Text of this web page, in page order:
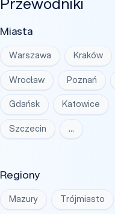
Miasta
Warszawa Kraków
Wrocław Poznań
Gdańsk Katowice
Szczecin …
Regiony
Mazury Trójmiasto